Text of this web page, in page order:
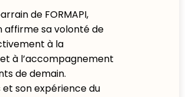
de FORMAPI,
affirme sa volonté de
à la
à l’accompagnement
de demain.
son expérience du